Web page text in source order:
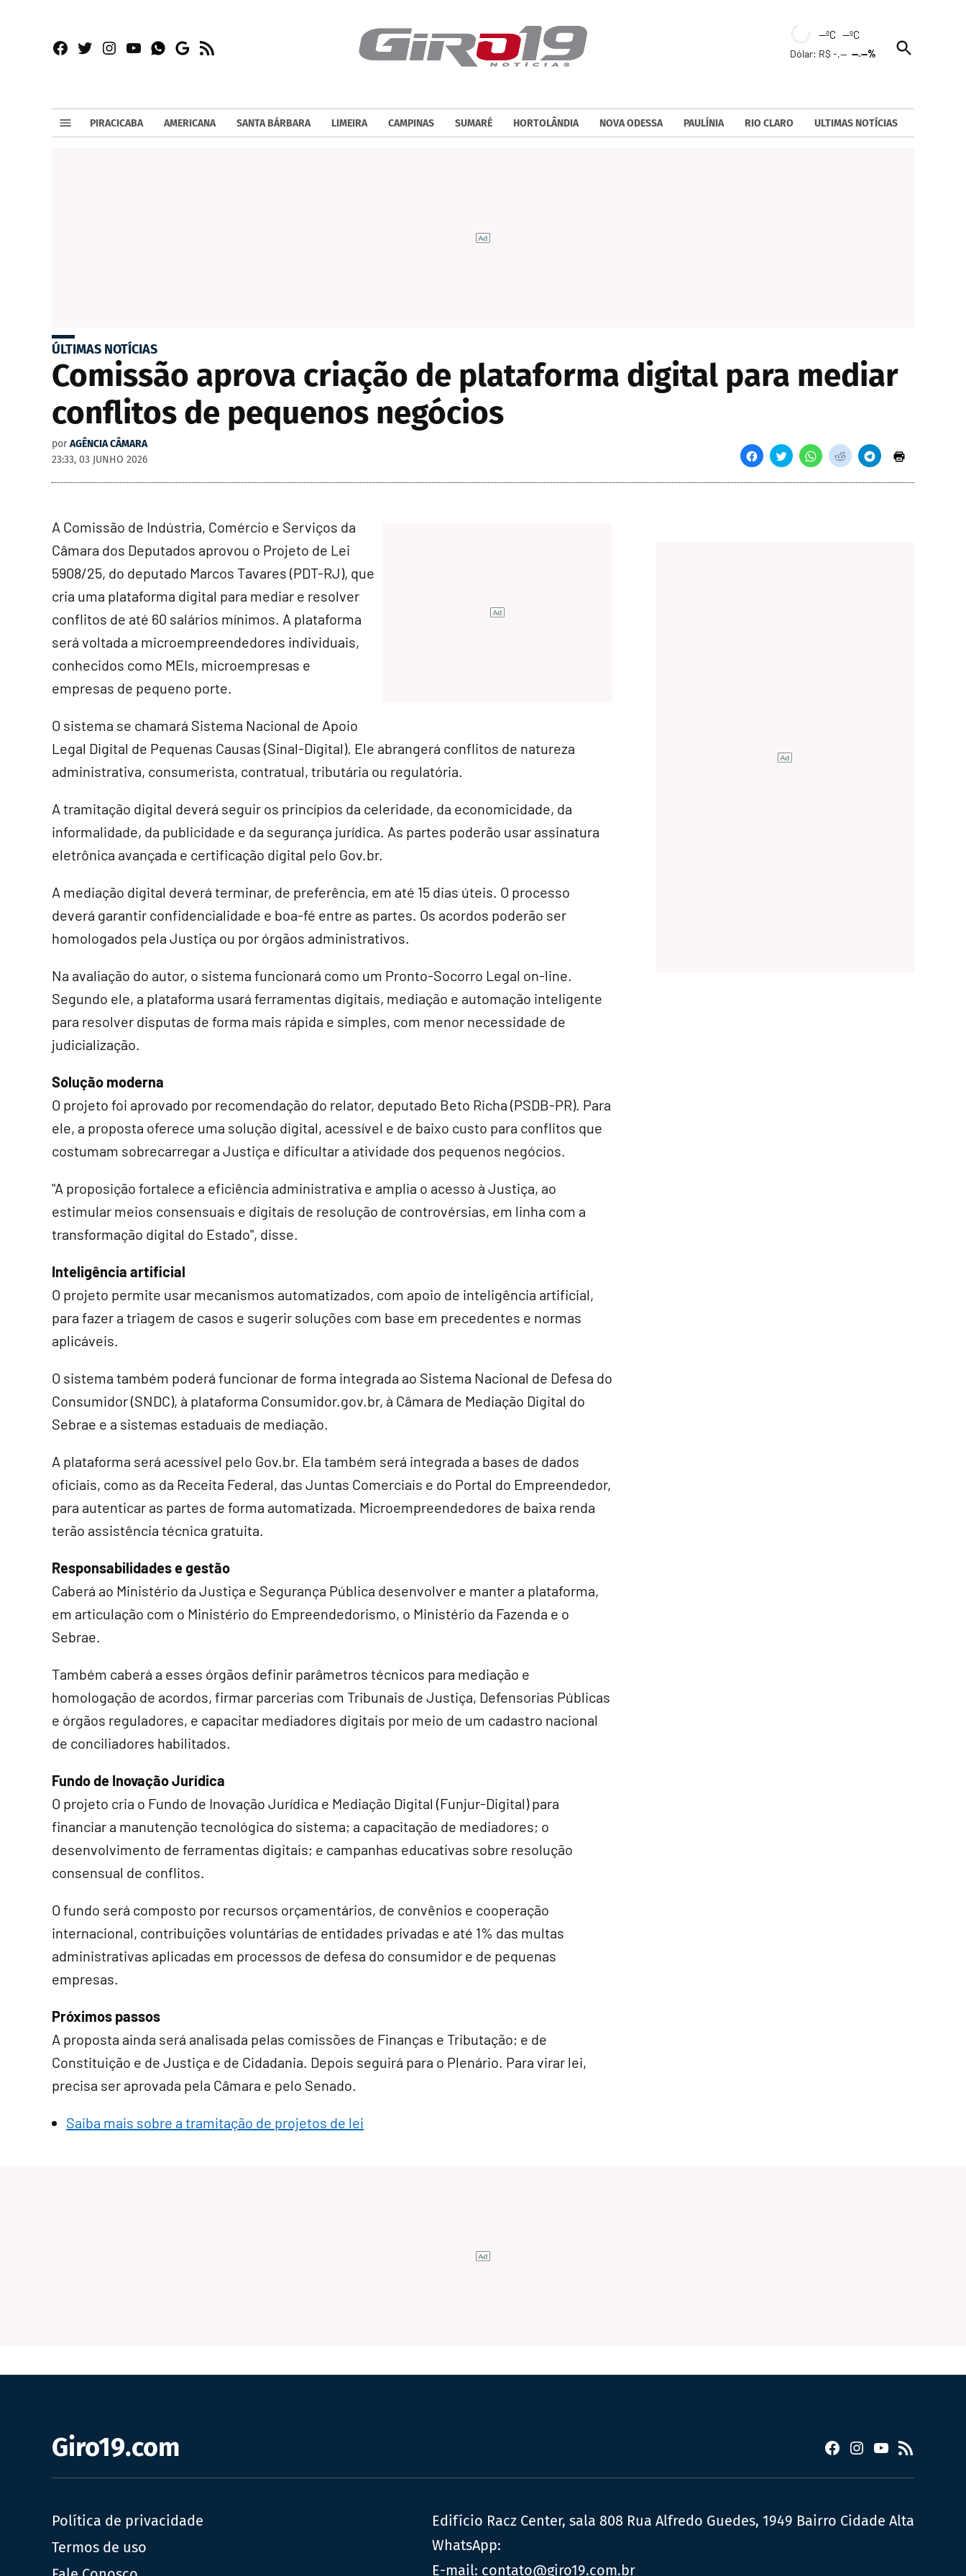
Facebook
TwitterInstagram
YouTubeWhatsapp
Google
RSS
--ºC --ºC
Dólar: R$ -,----.--%
Open
Search
PIRACICABA AMERICANA SANTA BÁRBARA LIMEIRA CAMPINAS SUMARÉ HORTOLÂNDIA NOVA ODESSA PAULÍNIA RIO CLARO ULTIMAS NOTÍCIAS
ÚLTIMAS NOTÍCIAS
Comissão aprova criação de plataforma digital para mediar
conflitos de pequenos negócios
por AGÊNCIA CÂMARA
23:33, 03 JUNHO 2026
A Comissão de Indústria, Comércio e Serviços da
Câmara dos Deputados aprovou o Projeto de Lei
5908/25, do deputado Marcos Tavares (PDT-RJ), que
cria uma plataforma digital para mediar e resolver
conflitos de até 60 salários mínimos. A plataforma
será voltada a microempreendedores individuais,
conhecidos como MEIs, microempresas e
empresas de pequeno porte.
O sistema se chamará Sistema Nacional de Apoio
Legal Digital de Pequenas Causas (Sinal-Digital). Ele abrangerá conflitos de natureza
administrativa, consumerista, contratual, tributária ou regulatória.
A tramitação digital deverá seguir os princípios da celeridade, da economicidade, da
informalidade, da publicidade e da segurança jurídica. As partes poderão usar assinatura
eletrônica avançada e certificação digital pelo Gov.br.
A mediação digital deverá terminar, de preferência, em até 15 dias úteis. O processo
deverá garantir confidencialidade e boa-fé entre as partes. Os acordos poderão ser
homologados pela Justiça ou por órgãos administrativos.
Na avaliação do autor, o sistema funcionará como um Pronto-Socorro Legal on-line.
Segundo ele, a plataforma usará ferramentas digitais, mediação e automação inteligente
para resolver disputas de forma mais rápida e simples, com menor necessidade de
judicialização.
Solução moderna
O projeto foi aprovado por recomendação do relator, deputado Beto Richa (PSDB-PR). Para
ele, a proposta oferece uma solução digital, acessível e de baixo custo para conflitos que
costumam sobrecarregar a Justiça e dificultar a atividade dos pequenos negócios.
"A proposição fortalece a eficiência administrativa e amplia o acesso à Justiça, ao
estimular meios consensuais e digitais de resolução de controvérsias, em linha com a
transformação digital do Estado", disse.
Inteligência artificial
O projeto permite usar mecanismos automatizados, com apoio de inteligência artificial,
para fazer a triagem de casos e sugerir soluções com base em precedentes e normas
aplicáveis.
O sistema também poderá funcionar de forma integrada ao Sistema Nacional de Defesa do
Consumidor (SNDC), à plataforma Consumidor.gov.br, à Câmara de Mediação Digital do
Sebrae e a sistemas estaduais de mediação.
A plataforma será acessível pelo Gov.br. Ela também será integrada a bases de dados
oficiais, como as da Receita Federal, das Juntas Comerciais e do Portal do Empreendedor,
para autenticar as partes de forma automatizada. Microempreendedores de baixa renda
terão assistência técnica gratuita.
Responsabilidades e gestão
Caberá ao Ministério da Justiça e Segurança Pública desenvolver e manter a plataforma,
em articulação com o Ministério do Empreendedorismo, o Ministério da Fazenda e o
Sebrae.
Também caberá a esses órgãos definir parâmetros técnicos para mediação e
homologação de acordos, firmar parcerias com Tribunais de Justiça, Defensorias Públicas
e órgãos reguladores, e capacitar mediadores digitais por meio de um cadastro nacional
de conciliadores habilitados.
Fundo de Inovação Jurídica
O projeto cria o Fundo de Inovação Jurídica e Mediação Digital (Funjur-Digital) para
financiar a manutenção tecnológica do sistema; a capacitação de mediadores; o
desenvolvimento de ferramentas digitais; e campanhas educativas sobre resolução
consensual de conflitos.
O fundo será composto por recursos orçamentários, de convênios e cooperação
internacional, contribuições voluntárias de entidades privadas e até 1% das multas
administrativas aplicadas em processos de defesa do consumidor e de pequenas
empresas.
Próximos passos
A proposta ainda será analisada pelas comissões de Finanças e Tributação; e de
Constituição e de Justiça e de Cidadania. Depois seguirá para o Plenário. Para virar lei,
precisa ser aprovada pela Câmara e pelo Senado.
Saiba mais sobre a tramitação de projetos de lei
Giro19.com Facebook
Instagram
YouTube
RSS
Política de privacidade
Termos de uso
Edifício Racz Center, sala 808 Rua Alfredo Guedes, 1949 Bairro Cidade Alta
WhatsApp:
E-mail: contato@giro19.com.br